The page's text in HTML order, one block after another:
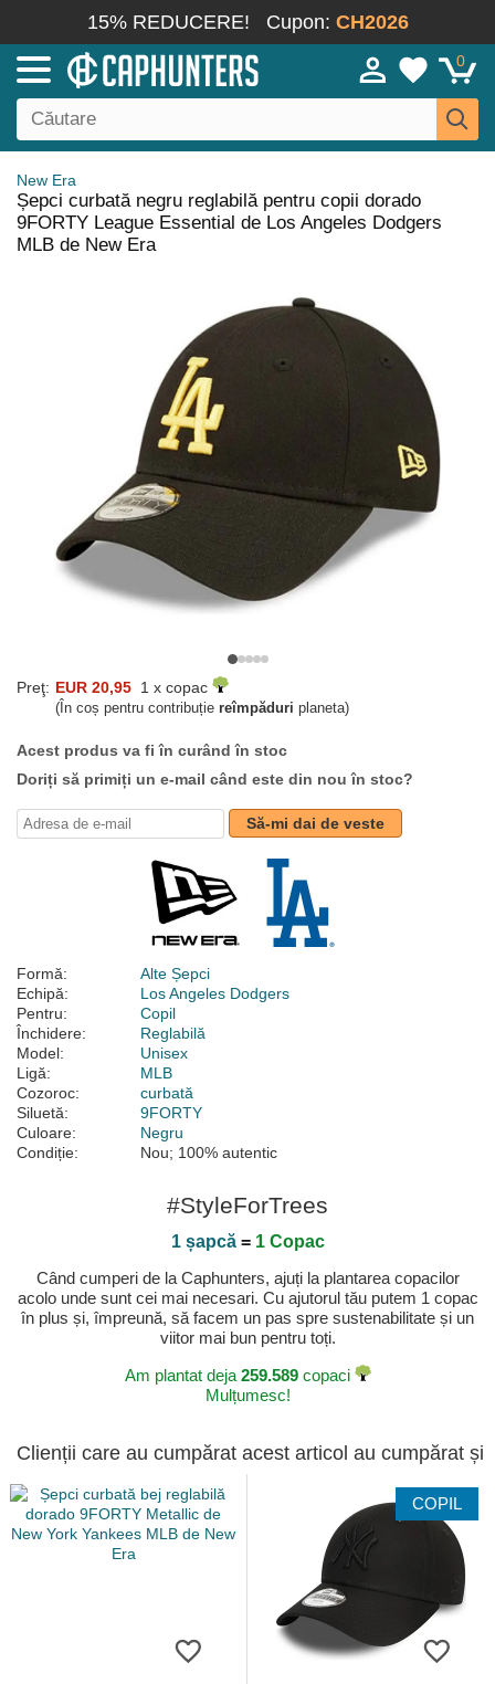
15% REDUCERE! Cupon: CH2026
0
New Era
Șepci curbată negru reglabilă pentru copii dorado
9FORTY League Essential de Los Angeles Dodgers
MLB de New Era
Preţ: EUR 20,95 1 x copac
(În coș pentru contribuție reîmpăduri planeta)
Acest produs va fi în curând în stoc
Doriți să primiți un e-mail când este din nou în stoc?
Să-mi dai de veste
Formă:
Alte Șepci
Echipă:
Los Angeles Dodgers
Pentru:
Copil
Închidere:
Reglabilă
Model:
Unisex
Ligă:
MLB
Cozoroc:
curbată
Siluetă:
9FORTY
Culoare:
Negru
Condiție:
Nou; 100% autentic
#StyleForTrees
1 șapcă= 1 Copac
Când cumperi de la Caphunters, ajuți la plantarea copacilor
acolo unde sunt cei mai necesari. Cu ajutorul tău putem 1 copac
în plus și, împreună, să facem un pas spre sustenabilitate și un
viitor mai bun pentru toți.
Am plantat deja 259.589copaci
Mulțumesc!
Clienții care au cumpărat acest articol au cumpărat și
COPIL